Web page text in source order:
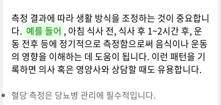
측정 결과에 따라 생활 방식을 조정하는 것이 중요합니
다. 예를 들어 , 아침 식사 전, 식사 후 1~2시간 후, 운
동 전후 등에 정기적으로 측정함으로써 음식이나 운동
의 영향을 이해하는 데 도움이 됩니다. 이런 패턴을 기
록하면 의사 혹은 영양사와 상담할 때도 유용합니다.
혈당 측정은 당뇨병 관리에 필수적입니다.